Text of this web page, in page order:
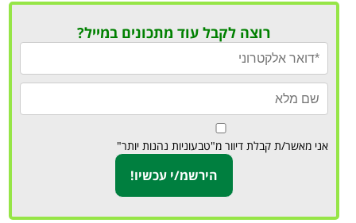
רוצה לקבל עוד מתכונים במייל?
אני מאשר/ת קבלת דיוור מ"טבעוניות נהנות יותר"